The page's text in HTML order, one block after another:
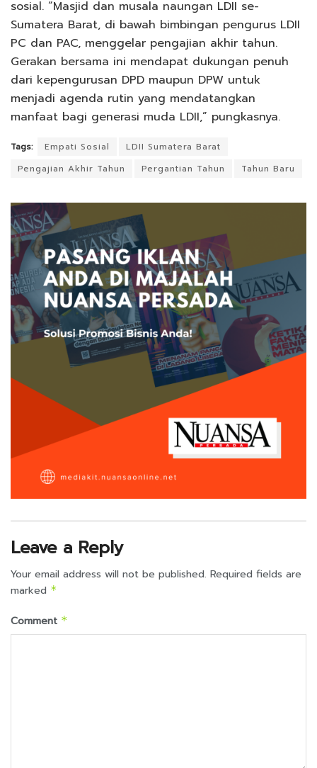
sosial. “Masjid dan musala naungan LDII se-
Sumatera Barat, di bawah bimbingan pengurus LDII
PC dan PAC, menggelar pengajian akhir tahun.
Gerakan bersama ini mendapat dukungan penuh
dari kepengurusan DPD maupun DPW untuk
menjadi agenda rutin yang mendatangkan
manfaat bagi generasi muda LDII,” pungkasnya.
Tags: Empati Sosial
LDII Sumatera Barat
Pengajian Akhir Tahun
Pergantian Tahun Tahun Baru
Leave a Reply
Your email address will not be published. Required fields are
marked *
Comment *